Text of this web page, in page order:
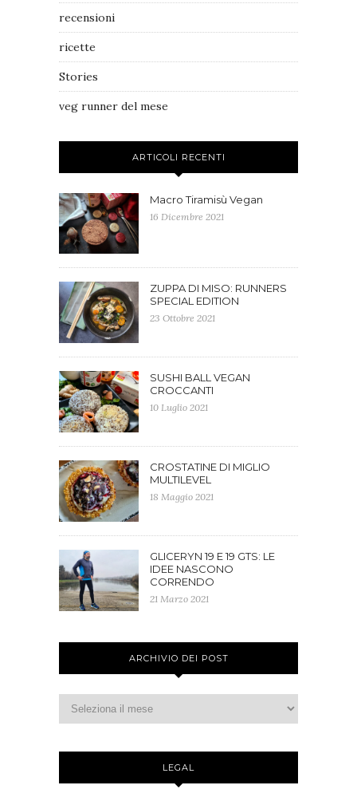
recensioni
ricette
Stories
veg runner del mese
ARTICOLI RECENTI
Macro Tiramisù Vegan
16 Dicembre 2021
ZUPPA DI MISO: RUNNERS
SPECIAL EDITION
23 Ottobre 2021
SUSHI BALL VEGAN
CROCCANTI
10 Luglio 2021
CROSTATINE DI MIGLIO
MULTILEVEL
18 Maggio 2021
GLICERYN 19 E 19 GTS: LE
IDEE NASCONO
CORRENDO
21 Marzo 2021
ARCHIVIO DEI POST
LEGAL